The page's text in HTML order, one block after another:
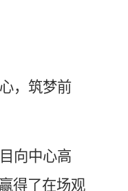
，筑梦前
向中心高
得了在场观